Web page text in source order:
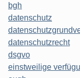
bgh
datenschutz
datenschutzrecht
dsgvo
einstweilige